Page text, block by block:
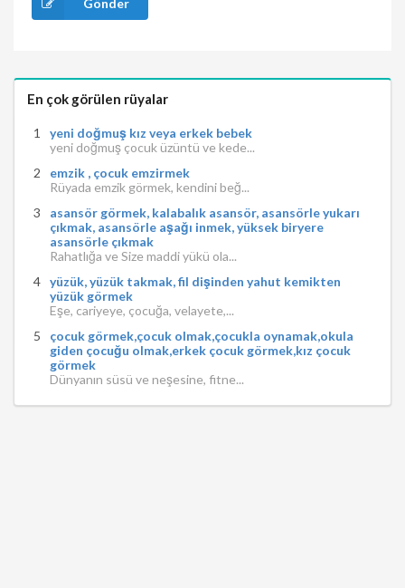
En çok görülen rüyalar
yeni doğmuş kız veya erkek bebek
yeni doğmuş çocuk üzüntü ve kede...
emzik , çocuk emzirmek
Rüyada emzik görmek, kendini beğ...
asansör görmek, kalabalık asansör, asansörle yukarı
çıkmak, asansörle aşağı inmek, yüksek biryere
asansörle çıkmak
Rahatlığa ve Size maddi yükü ola...
yüzük, yüzük takmak, fil dişinden yahut kemikten
yüzük görmek
Eşe, cariyeye, çocuğa, velayete,...
çocuk görmek,çocuk olmak,çocukla oynamak,okula
giden çocuğu olmak,erkek çocuk görmek,kız çocuk
görmek
Dünyanın süsü ve neşesine, fitne...